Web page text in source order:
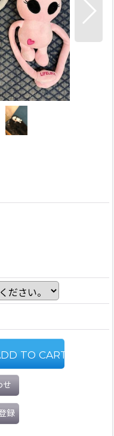
TO CART】
せ
録